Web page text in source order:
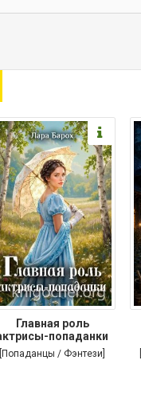
Главная роль
попаданки
[Попаданцы / Фэнтези]